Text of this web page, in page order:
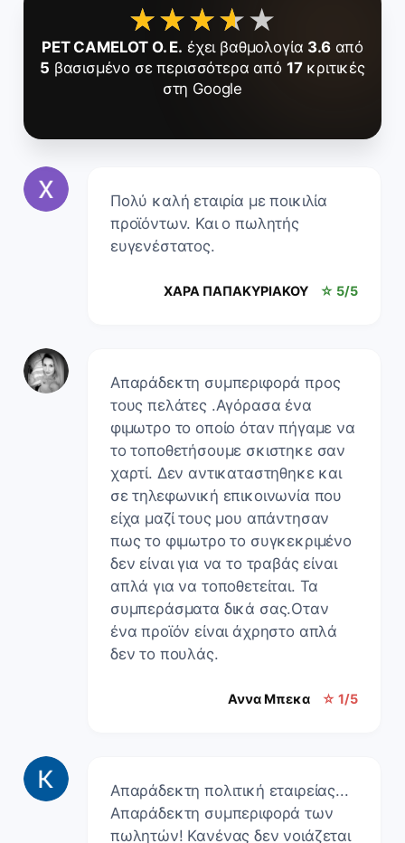
★★★★★
★★★★★
PET CAMELOT O. E. έχει βαθμολογία 3.6από
5 βασισμένο σε περισσότερα από 17κριτικές
στη Google
Πολύ καλή εταιρία με ποικιλία
προϊόντων. Και ο πωλητής
ευγενέστατος.
ΧΑΡΑ ΠΑΠΑΚΥΡΙΑΚΟΥ ☆ 5/5
Απαράδεκτη συμπεριφορά προς
τους πελάτες .Αγόρασα ένα
φιμωτρο το οποίο όταν πήγαμε να
το τοποθετήσουμε σκιστηκε σαν
χαρτί. Δεν αντικαταστηθηκε και
σε τηλεφωνική επικοινωνία που
είχα μαζί τους μου απάντησαν
πως το φιμωτρο το συγκεκριμένο
δεν είναι για να το τραβάς είναι
απλά για να τοποθετείται. Τα
συμπεράσματα δικά σας.Οταν
ένα προϊόν είναι άχρηστο απλά
δεν το πουλάς.
Αννα Μπεκα ☆ 1/5
Απαράδεκτη πολιτική εταιρείας...
Απαράδεκτη συμπεριφορά των
πωλητών! Κανένας δεν νοιάζεται